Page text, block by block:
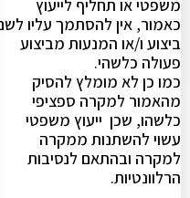
משפטי או תחליף לייעוץ
כאמור, אין להסתמך עליו לשם
ביצוע ו/או המנעות מביצוע
פעולה כלשהי.
כמו כן לא מומלץ להסיק
מהאמור למקרה ספציפי
כלשהו, שכן ייעוץ משפטי
עשוי להשתנות ממקרה
למקרה ובהתאם לנסיבות
הרלוונטיות.